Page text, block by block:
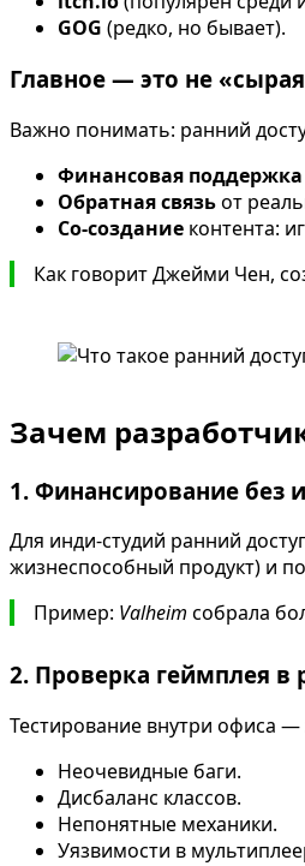
GOG (редко, но бывает).
Главное — это не
Важно понимать: ранний
Финансовая поддержка
Обратная связьот
Со-создание контента:
Как говорит Джейми Чен,
Зачем
1. Финансирование без
Для инди-студий ранний
жизнеспособный продукт) и
Пример: Valheim собрала
2. Проверка геймплея в
Тестирование внутри офиса —
Неочевидные баги.
Дисбаланс классов.
Непонятные механики.
Уязвимости в